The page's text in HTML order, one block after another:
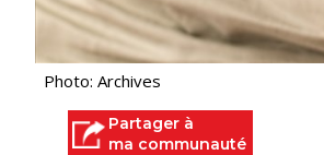
Photo: Archives
Partager à
ma communauté